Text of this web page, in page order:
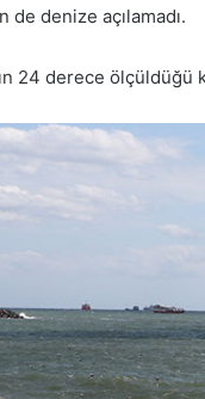
de denize açılamadı.
24 derece